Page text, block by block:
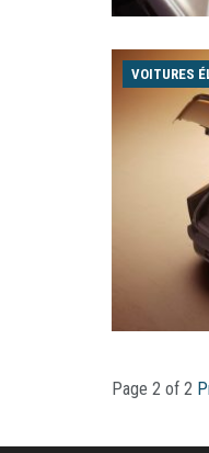
VOITURES
Page 2 of 2